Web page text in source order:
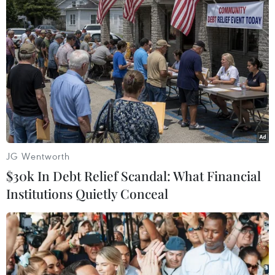
trong nỗ lực toàn cầu nhằm ngăn chặn phá
rừng, suy thoái rừng và phục hồi rừng.
Đổi mới công nghệ có thể trao quyền cho người
dân bản địa, những người trông coi phần lớn
diện tích rừng nguyên sinh còn lại trên thế giới,
thông qua việc lập bản đồ và đảm bảo đất đai
truyền thống, cũng như tạo điều kiện tiếp cận
tài chính khí hậu.
ClimateForce đang nghiên cứu phát triển một
nơi thử nghiệm các kỹ thuật tái sinh nhiệt đới
tại một phần của Rừng mưa nhiệt đới Daintree,
được UNESCO công nhận là Di sản thế giới.
ClimateForce hợp tác, sử dụng công nghệ Nền
tảng quản lý thông minh dựa trên AI của NTT
JG Wentworth
$30k In Debt Relief Scandal: What Financial
Institutions Quietly Conceal